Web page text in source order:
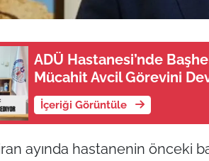
ADÜ Hastanesi’nde
Mücahit Avcil Görevini
İçeriği Görüntüle
ayında hastanenin önceki